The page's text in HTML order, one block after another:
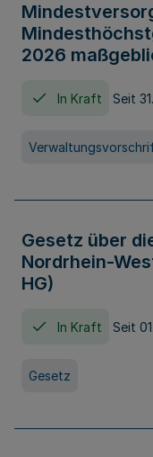
2026
In Kraft Seit
Gesetz über
Nordrhein-
HG)
In Kraft Seit
Gesetz